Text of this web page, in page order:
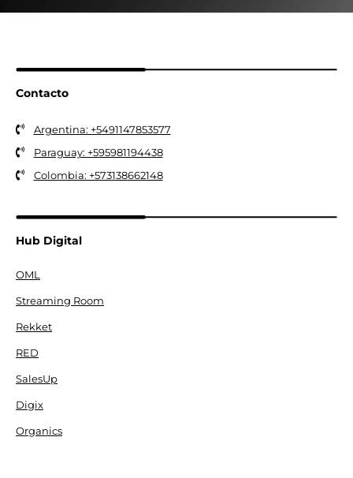
Hub Digital
OML
Streaming Room
Rekket
RED
SalesUp
Digix
Organics
Contacto
Argentina: +5491147853577
Paraguay: +595981194438
Colombia: +573138662148